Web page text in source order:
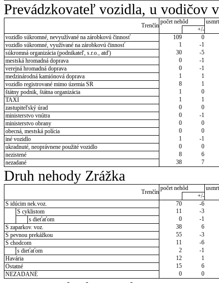
Prevádzkovateľ vozidla, u vodičov
Trenčín
počet nehôd
+/-
vozidlo súkromné, nevyužívané na zárobkovú činnosť
109
0
vozidlo súkromné, využívané na zárobkovú činnosť
1
-1
súkromná organizácia (podnikateľ, s.r.o., atď)
30
-5
mestská hromadná doprava
0
-1
verejná hromadná doprava
0
-1
medzinárodná kamiónová doprava
1
1
vozidlo registrované mimo územia SR
8
1
štátny podnik, štátna organizácia
1
0
TAXI
1
1
zastupiteľský úrad
0
0
ministerstvo vnútra
0
-1
ministerstvo obrany
0
0
obecná, mestská polícia
0
0
iné vozidlo
1
-1
ukradnuté, neoprávnene použité vozidlo
0
0
nezistené
8
6
nezadané
38 7
Druh nehody Zrážka
Trenčín
počet nehôd
+/-
S idúcim nek.voz.
70
-6
S cyklistom
11
-3
s dieťaťom
0
-1
S zaparkov. voz.
38
6
S pevnou prekážkou
55
-3
S chodcom
11
-6
s dieťaťom
2
-1
Havária
12
1
Ostatné
15
6
NEZADANÉ
0 0